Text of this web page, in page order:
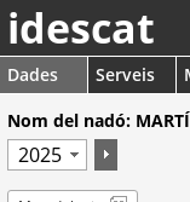
idescat
Dades Serveis
Nom del nadó: